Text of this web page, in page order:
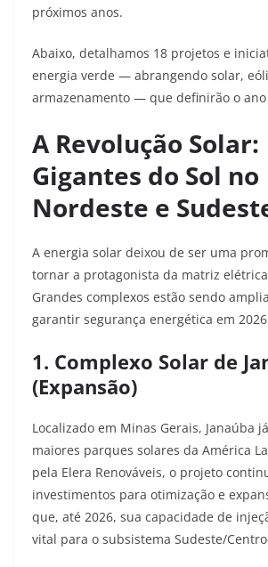
próximos anos.
Abaixo, detalhamos 18 projetos e
energia verde — abrangendo solar,
armazenamento — que definirão o ano
A Revolução Solar:
Gigantes do Sol no
Nordeste e
A energia solar deixou de ser uma
tornar a protagonista da matriz
Grandes complexos estão sendo
garantir segurança energética em
1. Complexo Solar de
(Expansão)
Localizado em Minas Gerais, Janaúba
maiores parques solares da América
pela Elera Renováveis, o projeto
investimentos para otimização e
que, até 2026, sua capacidade de
vital para o subsistema Sudeste/